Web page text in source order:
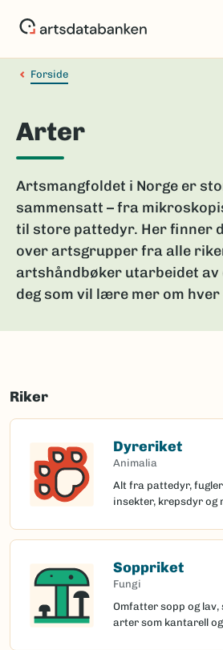
Forside
Arter
Artsmangfoldet i Norge er
sammensatt – fra
til store pattedyr. Her finner
over artsgrupper fra alle
artshåndbøker utarbeidet
deg som vil lære mer om
Riker
Dyreriket
Animalia
Alt fra pattedyr,
insekter, krepsdyr og
Soppriket
Fungi
Omfatter sopp og lav,
arter som kantarell